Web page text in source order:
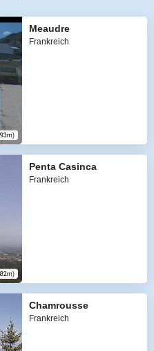
Meaudre
Frankreich
Penta Casinca
Frankreich
Chamrousse
Frankreich